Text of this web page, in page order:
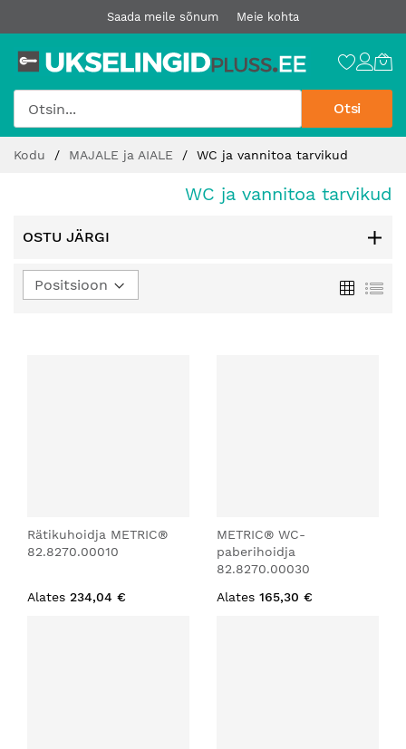
Saada meile sõnum Meie kohta
Otsi
sisu
Kodu MAJALE ja AIALE WC ja vannitoa tarvikud
WC ja vannitoa tarvikud
OSTU JÄRGI
Rätikuhoidja METRIC®
82.8270.00010
Alates 234,04 €
METRIC® WC-
paberihoidja
82.8270.00030
Alates 165,30 €